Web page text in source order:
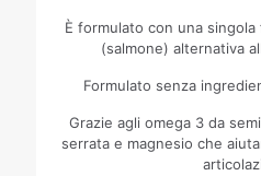
È formulato con una
(salmone) alternativa
Formulato senza
Grazie agli omega 3 da
serrata e magnesio che